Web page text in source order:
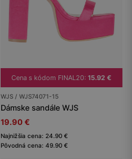
Cena s kódom FINAL20: 15.92 €
WJS / WJS74071-15
Dámske sandále WJS
19.90 €
Najnižšia cena: 24.90 €
Pôvodná cena: 49.90 €